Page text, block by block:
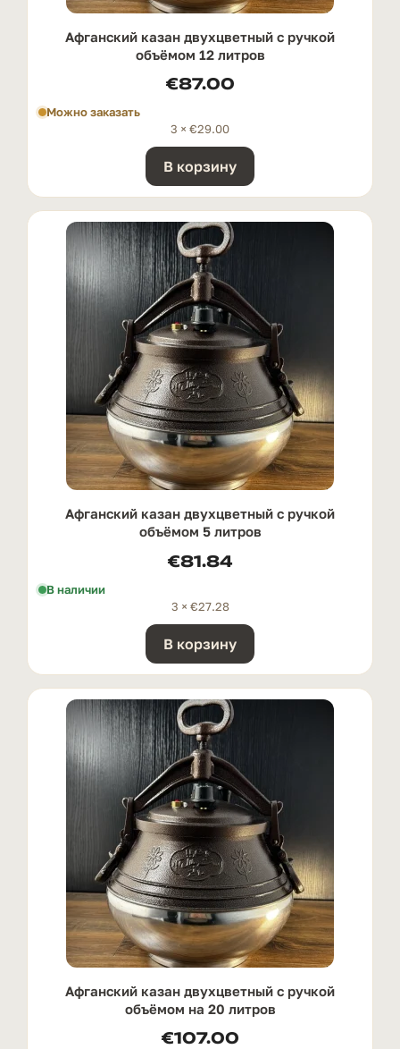
Афганский казан двухцветный с ручкой
oбъёмом 12 литров
€87.00
Можно заказать
3 × €29.00
В корзину
Афганский казан двухцветный с ручкой
oбъёмом 5 литров
€81.84
В наличии
3 × €27.28
В корзину
Афганский казан двухцветный с ручкой
oбъёмом на 20 литров
€107.00